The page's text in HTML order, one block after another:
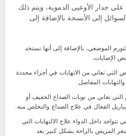
جدار الأوعيى الدموية، ويتم ذلك
إلى الأنسجة بالإضافة إلى
الموضعي، بالإضافة إلى أنها تستخد
الإصابات.
تعاني من الاتهابات في أجزاء محددة
المفاصل.
تعاني من نوبات الصداع الخفيف أو
الفعال في علاج الصداع والتخلص منه.
تتواجد داخل الدواء علاج الالتهابات التي
المريض بالراحة بشكل كبير بعد